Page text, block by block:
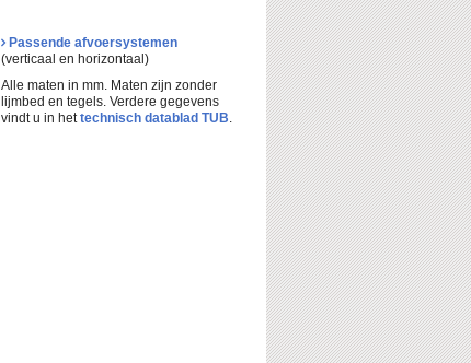
Passende afvoersystemen
(verticaal en horizontaal)
Alle maten in mm. Maten zijn zonder
lijmbed en tegels. Verdere gegevens
vindt u in hettechnisch datablad TUB